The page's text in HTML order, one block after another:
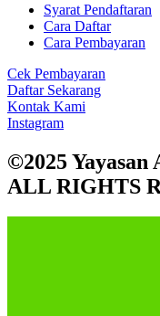
Syarat Pendaftaran
Cara Daftar
Cara Pembayaran
Cek Pembayaran
Daftar Sekarang
Kontak Kami
Instagram
©2025 Yayasan
ALL RIGHTS